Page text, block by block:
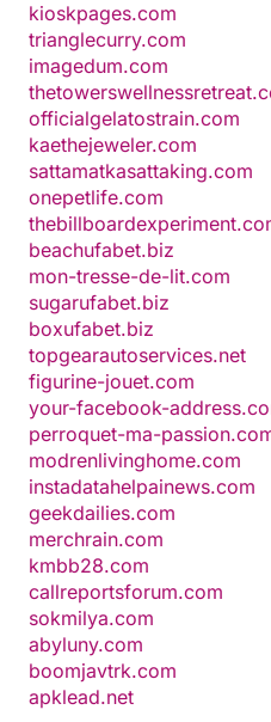
kioskpages.com
trianglecurry.com
imagedum.com
officialgelatostrain.com
kaethejeweler.com
sattamatkasattaking.com
onepetlife.com
beachufabet.biz
mon-tresse-de-lit.com
sugarufabet.biz
boxufabet.biz
topgearautoservices.net
figurine-jouet.com
your-facebook-
perroquet-ma-
modrenlivinghome.com
instadatahelpainews.com
geekdailies.com
merchrain.com
kmbb28.com
callreportsforum.com
sokmilya.com
abyluny.com
boomjavtrk.com
apklead.net